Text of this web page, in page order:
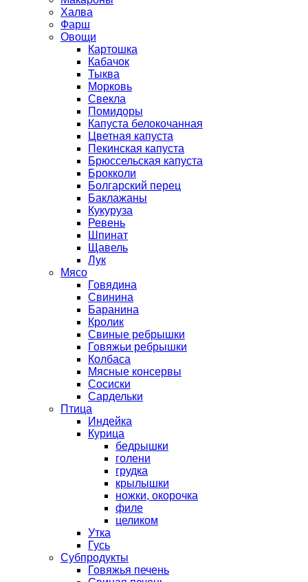
Халва
Фарш
Овощи
Картошка
Кабачок
Тыква
Морковь
Свекла
Помидоры
Капуста белокочанная
Цветная капуста
Пекинская капуста
Брюссельская капуста
Брокколи
Болгарский перец
Баклажаны
Кукуруза
Ревень
Шпинат
Щавель
Лук
Мясо
Говядина
Свинина
Баранина
Кролик
Свиные ребрышки
Говяжьи ребрышки
Колбаса
Мясные консервы
Сосиски
Сардельки
Птица
Индейка
Курица
бедрышки
голени
грудка
крылышки
ножки, окорочка
филе
целиком
Утка
Гусь
Субпродукты
Говяжья печень